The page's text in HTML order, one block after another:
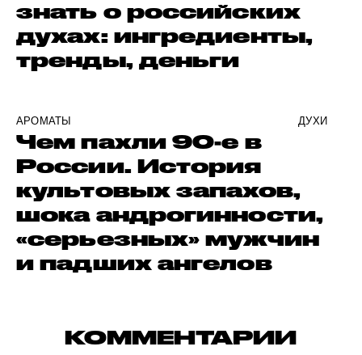
знать о российских
духах: ингредиенты,
тренды, деньги
АРОМАТЫ ДУХИ
Чем пахли 90-е в
России. История
культовых запахов,
шока андрогинности,
«серьезных» мужчин
и падших ангелов
КОММЕНТАРИИ